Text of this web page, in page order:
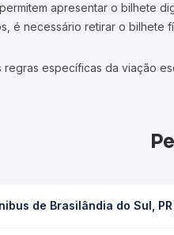
apresentar o bilhete
é necessário retirar o bilhete
específicas da viação
de Brasilândia do Sul,